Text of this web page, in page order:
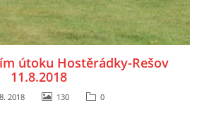
útoku Hostěrádky-Rešov
11.8.2018
2018 130 0